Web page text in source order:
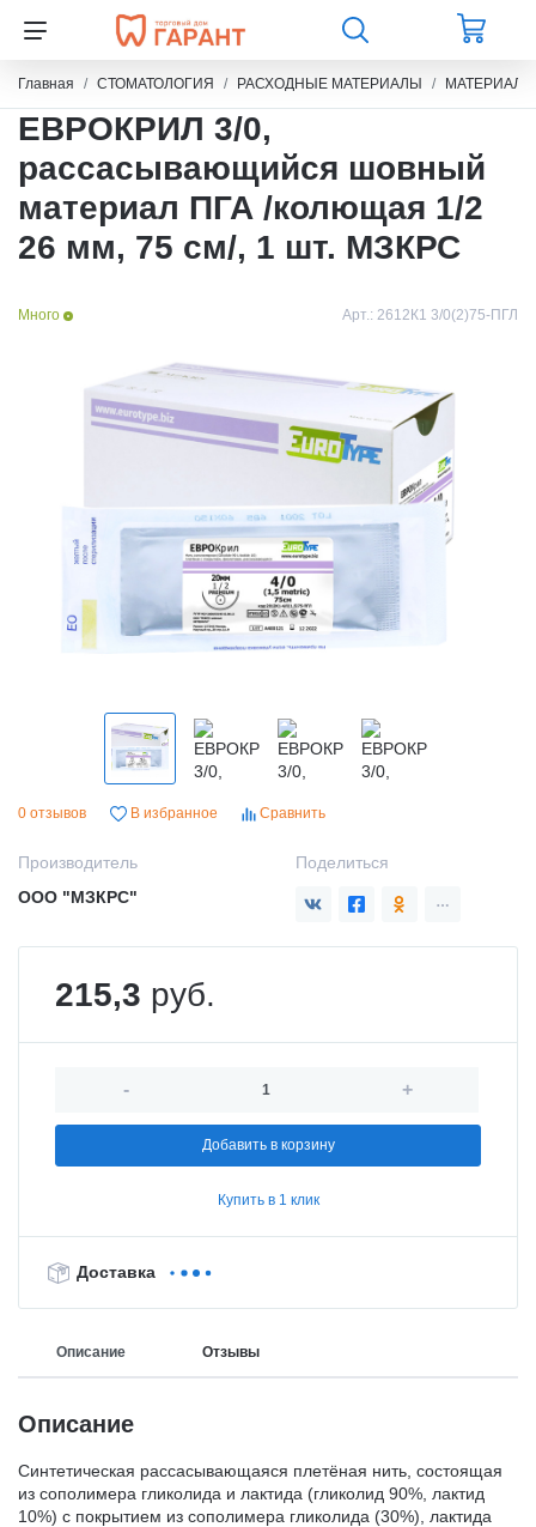
Главная СТОМАТОЛОГИЯ РАСХОДНЫЕ МАТЕРИАЛЫ
ЕВРОКРИЛ 3/0,
рассасывающийся шовный
материал ПГА /колющая 1/2
26 мм, 75 см/, 1 шт. МЗКРС
Много Арт.: 2612К1 3/0(2)75-ПГЛ
0 отзывов В избранное Сравнить
Производитель
ООО "МЗКРС"
Поделиться
215,3 руб.
- +
Добавить в корзину
Купить в 1 клик
Доставка
Описание Отзывы
Описание
Синтетическая рассасывающаяся плетёная нить, состоящая
из сополимера гликолида и лактида (гликолид 90%, лактид
10%) с покрытием из сополимера гликолида (30%), лактида